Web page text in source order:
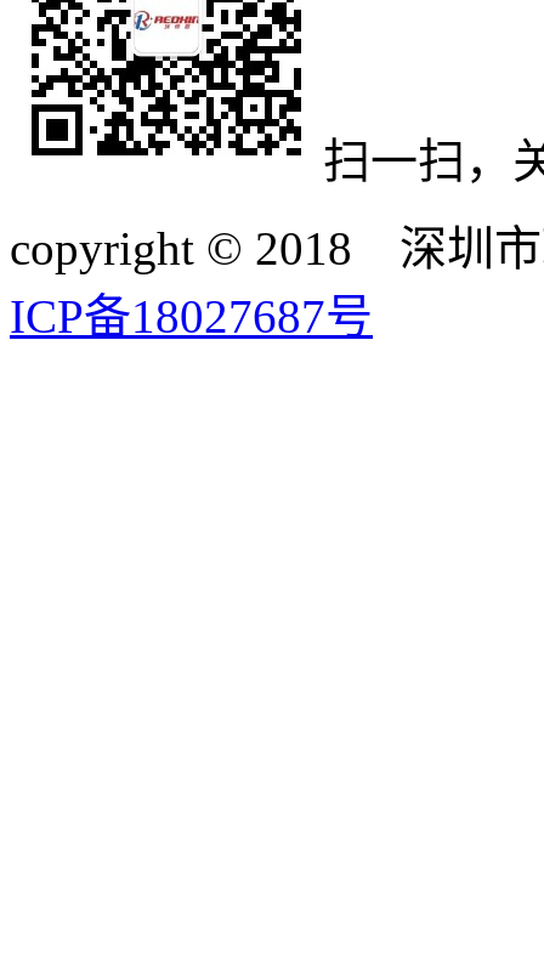
扫一扫，
copyright © 2018 深
ICP备18027687号